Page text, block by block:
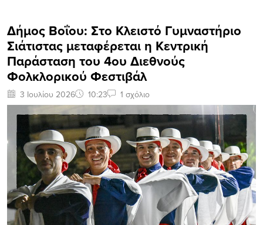
Δήμος Βοΐου: Στο Κλειστό Γυμναστήριο
Σιάτιστας μεταφέρεται η Κεντρική
Παράσταση του 4ου Διεθνούς
Φολκλορικού Φεστιβάλ
3 Ιουλίου 2026 10:23 1 σχόλιο